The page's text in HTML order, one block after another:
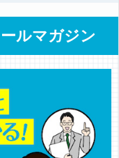
ルマガジン